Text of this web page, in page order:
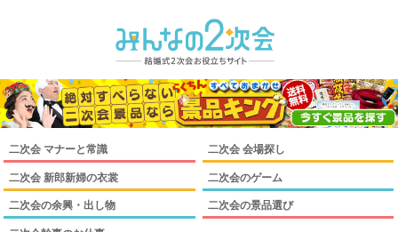
二次会 マナーと常識 二次会 会場探し
二次会 新郎新婦の衣裳 二次会のゲーム
二次会の余興・出し物 二次会の景品選び